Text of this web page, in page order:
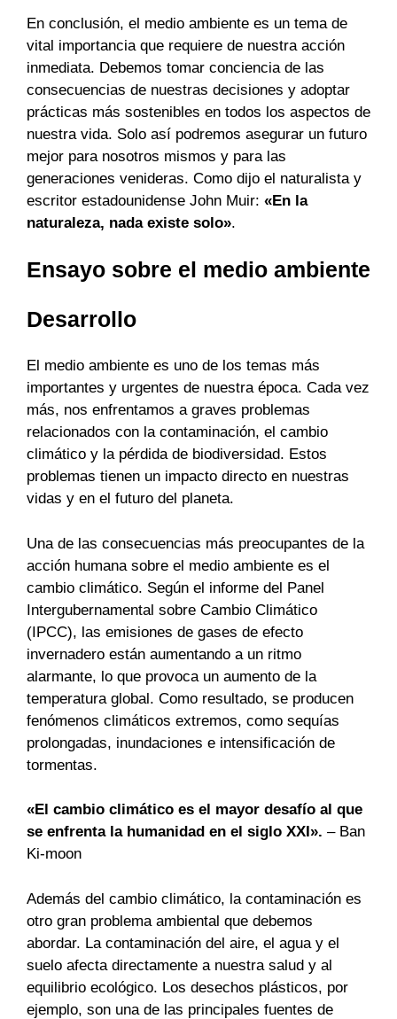
En conclusión, el medio ambiente es un tema de
vital importancia que requiere de nuestra acción
inmediata. Debemos tomar conciencia de las
consecuencias de nuestras decisiones y adoptar
prácticas más sostenibles en todos los aspectos de
nuestra vida. Solo así podremos asegurar un futuro
mejor para nosotros mismos y para las
generaciones venideras. Como dijo el naturalista y
escritor estadounidense John Muir: «En la
naturaleza, nada existe solo».
Ensayo sobre el medio ambiente
Desarrollo
El medio ambiente es uno de los temas más
importantes y urgentes de nuestra época. Cada vez
más, nos enfrentamos a graves problemas
relacionados con la contaminación, el cambio
climático y la pérdida de biodiversidad. Estos
problemas tienen un impacto directo en nuestras
vidas y en el futuro del planeta.
Una de las consecuencias más preocupantes de la
acción humana sobre el medio ambiente es el
cambio climático. Según el informe del Panel
Intergubernamental sobre Cambio Climático
(IPCC), las emisiones de gases de efecto
invernadero están aumentando a un ritmo
alarmante, lo que provoca un aumento de la
temperatura global. Como resultado, se producen
fenómenos climáticos extremos, como sequías
prolongadas, inundaciones e intensificación de
tormentas.
«El cambio climático es el mayor desafío al que
se enfrenta la humanidad en el siglo XXI». – Ban
Ki-moon
Además del cambio climático, la contaminación es
otro gran problema ambiental que debemos
abordar. La contaminación del aire, el agua y el
suelo afecta directamente a nuestra salud y al
equilibrio ecológico. Los desechos plásticos, por
ejemplo, son una de las principales fuentes de